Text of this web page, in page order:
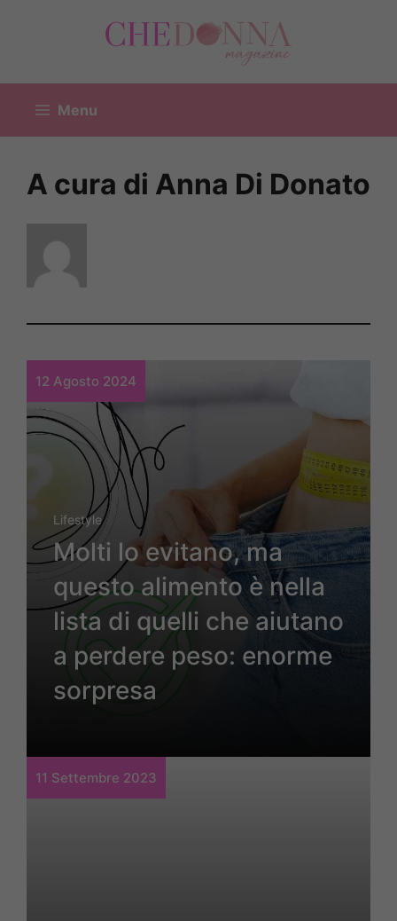
Menu
A cura di Anna Di Donato
12 Agosto 2024
Lifestyle
Molti lo evitano, ma
questo alimento è nella
lista di quelli che aiutano
a perdere peso: enorme
sorpresa
11 Settembre 2023